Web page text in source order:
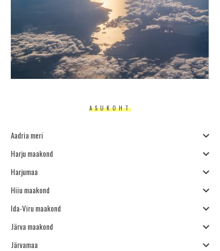
ASUKOHT
Aadria meri
Harju maakond
Harjumaa
Hiiu maakond
Ida-Viru maakond
Järva maakond
Järvamaa